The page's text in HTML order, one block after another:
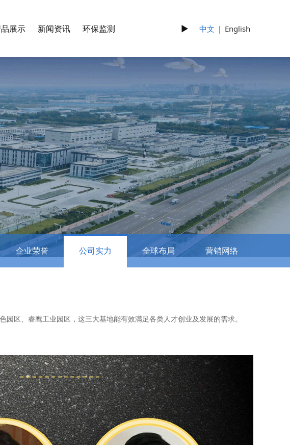
中文 | English
展示 新闻资讯 环保监测 ►
企业荣誉 公司实力 全球布局 营销网络
区、睿鹰工业园区，这三大基地能有效满足各类人才创业及发展的需求。